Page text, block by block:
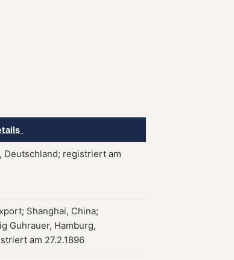
Deutschland; registriert am
Shanghai, China;
Guhrauer, Hamburg,
am 27.2.1896